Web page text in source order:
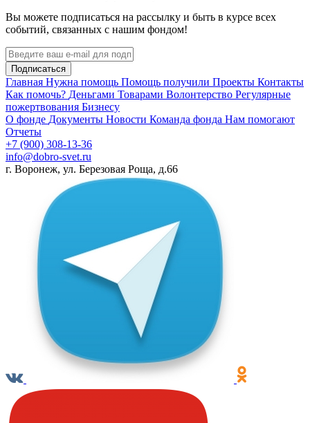
Вы можете подписаться на рассылку и быть в курсе всех
событий, связанных с нашим фондом!
Подписаться
Главная Нужна помощь Помощь получили Проекты Контакты
Как помочь? Деньгами Товарами Волонтерство Регулярные
пожертвования Бизнесу
О фонде Документы Новости Команда фонда Нам помогают
Отчеты
+7 (900) 308-13-36
info@dobro-svet.ru
г. Воронеж, ул. Березовая Роща, д.66